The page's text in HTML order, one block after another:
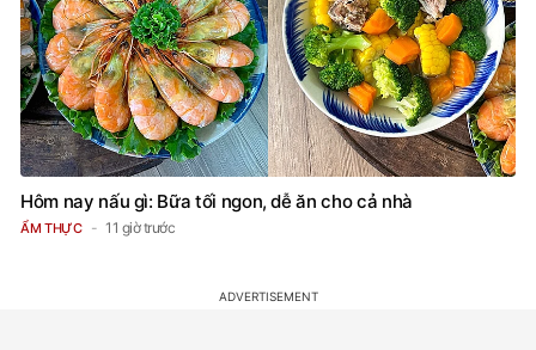
Hôm nay nấu gì: Bữa tối ngon, dễ ăn cho cả nhà
ẨM THỰC 11 giờ trước